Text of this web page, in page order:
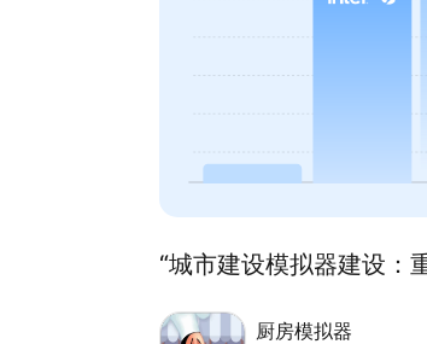
“城市建设模拟器建设：
厨房模拟器